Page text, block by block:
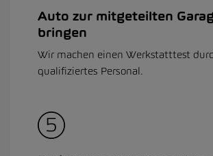
Auto zur mitgeteilten
bringen
Wir machen einen Werkstatttest
qualifiziertes Personal.